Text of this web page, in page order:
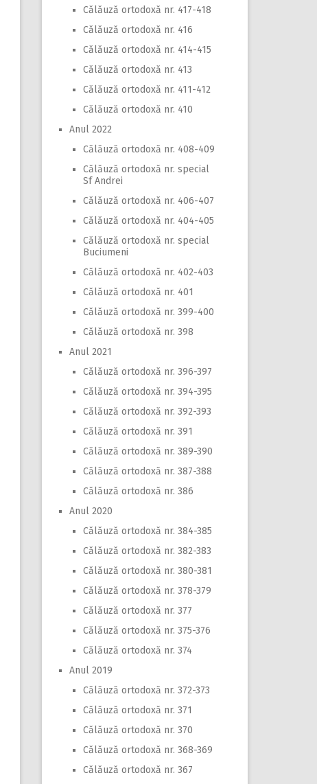
Călăuză ortodoxă nr. 417-418
Călăuză ortodoxă nr. 416
Călăuză ortodoxă nr. 414-415
Călăuză ortodoxă nr. 413
Călăuză ortodoxă nr. 411-412
Călăuză ortodoxă nr. 410
Anul 2022
Călăuză ortodoxă nr. 408-409
Călăuză ortodoxă nr. special
Sf Andrei
Călăuză ortodoxă nr. 406-407
Călăuză ortodoxă nr. 404-405
Călăuză ortodoxă nr. special
Buciumeni
Călăuză ortodoxă nr. 402-403
Călăuză ortodoxă nr. 401
Călăuză ortodoxă nr. 399-400
Călăuză ortodoxă nr. 398
Anul 2021
Călăuză ortodoxă nr. 396-397
Călăuză ortodoxă nr. 394-395
Călăuză ortodoxă nr. 392-393
Călăuză ortodoxă nr. 391
Călăuză ortodoxă nr. 389-390
Călăuză ortodoxă nr. 387-388
Călăuză ortodoxă nr. 386
Anul 2020
Călăuză ortodoxă nr. 384-385
Călăuză ortodoxă nr. 382-383
Călăuză ortodoxă nr. 380-381
Călăuză ortodoxă nr. 378-379
Călăuză ortodoxă nr. 377
Călăuză ortodoxă nr. 375-376
Călăuză ortodoxă nr. 374
Anul 2019
Călăuză ortodoxă nr. 372-373
Călăuză ortodoxă nr. 371
Călăuză ortodoxă nr. 370
Călăuză ortodoxă nr. 368-369
Călăuză ortodoxă nr. 367